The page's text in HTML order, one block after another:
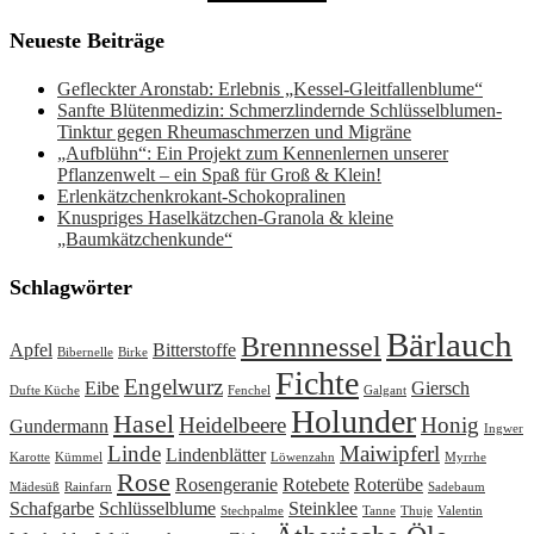
Neueste Beiträge
Gefleckter Aronstab: Erlebnis „Kessel-Gleitfallenblume“
Sanfte Blütenmedizin: Schmerzlindernde Schlüsselblumen-
Tinktur gegen Rheumaschmerzen und Migräne
„Aufblühn“: Ein Projekt zum Kennenlernen unserer
Pflanzenwelt – ein Spaß für Groß & Klein!
Erlenkätzchenkrokant-Schokopralinen
Knuspriges Haselkätzchen-Granola & kleine
„Baumkätzchenkunde“
Schlagwörter
Apfel Bibernelle Birke Bitterstoffe Brennnessel Bärlauch
Dufte Küche Eibe Engelwurz Fenchel Fichte Galgant Giersch
Gundermann HaselHeidelbeereHolunderHonig Ingwer
Karotte Kümmel Linde Lindenblätter Löwenzahn Maiwipferl Myrrhe
Mädesüß Rainfarn Rose Rosengeranie Rotebete Roterübe Sadebaum
Schafgarbe Schlüsselblume Stechpalme Steinklee Tanne Thuje Valentin